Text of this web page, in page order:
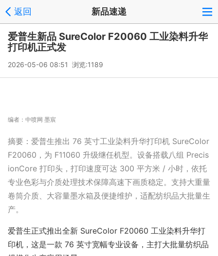
返回 新品速递
爱普生新品 SureColor F20060 工业染料升华
打印机正式发
2026-05-06 08:51 浏览:1189
编者： 中喷网 墨宸
摘要：爱普生推出 76 英寸工业染料升华打印机 SureColor
F20060，为 F11060 升级继任机型。设备搭载八组 Precis
ionCore 打印头，打印速度可达 300 平方米 / 小时，依托
专业色彩与介质处理技术保障高速下画质稳定。支持大重量
卷筒介质、大容量墨水箱及便捷维护，适配纺织品大批量生
产。
爱普生正式推出全新 SureColor F20060 工业染料升华打
印机，这是一款 76 英寸宽幅专业设备，主打大批量纺织品